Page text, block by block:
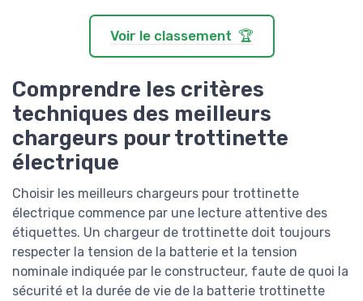
Voir le classement 🏆
Comprendre les critères
techniques des meilleurs
chargeurs pour trottinette
électrique
Choisir les meilleurs chargeurs pour trottinette
électrique commence par une lecture attentive des
étiquettes. Un chargeur de trottinette doit toujours
respecter la tension de la batterie et la tension
nominale indiquée par le constructeur, faute de quoi la
sécurité et la durée de vie de la batterie trottinette